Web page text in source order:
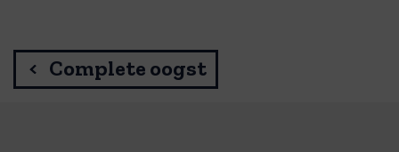
Complete oogst